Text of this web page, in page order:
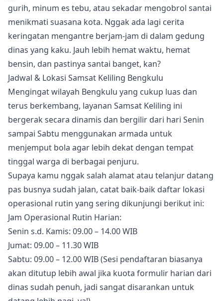
gurih, minum es tebu, atau sekadar mengobrol santai
menikmati suasana kota. Nggak ada lagi cerita
keringatan mengantre berjam-jam di dalam gedung
dinas yang kaku. Jauh lebih hemat waktu, hemat
bensin, dan pastinya santai banget, kan?
Jadwal & Lokasi Samsat Keliling Bengkulu
Mengingat wilayah Bengkulu yang cukup luas dan
terus berkembang, layanan Samsat Keliling ini
bergerak secara dinamis dan bergilir dari hari Senin
sampai Sabtu menggunakan armada untuk
menjemput bola agar lebih dekat dengan tempat
tinggal warga di berbagai penjuru.
Supaya kamu nggak salah alamat atau telanjur datang
pas busnya sudah jalan, catat baik-baik daftar lokasi
operasional rutin yang sering dikunjungi berikut ini:
Jam Operasional Rutin Harian:
Senin s.d. Kamis: 09.00 – 14.00 WIB
Jumat: 09.00 – 11.30 WIB
Sabtu: 09.00 – 12.00 WIB (Sesi pendaftaran biasanya
akan ditutup lebih awal jika kuota formulir harian dari
dinas sudah penuh, jadi sangat disarankan untuk